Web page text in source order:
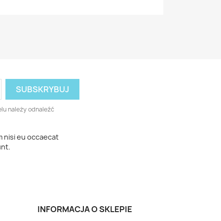
należy odnaleźć
nisi eu occaecat
INFORMACJA O SKLEPIE